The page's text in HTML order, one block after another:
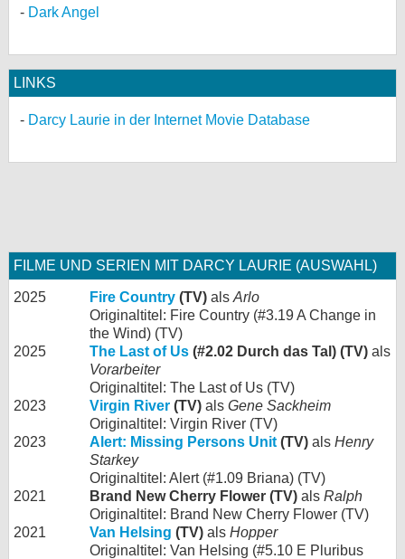
Dark Angel
LINKS
Darcy Laurie in der Internet Movie Database
FILME UND SERIEN MIT DARCY LAURIE (AUSWAHL)
2025 Fire Country (TV) als Arlo
Originaltitel: Fire Country (#3.19 A Change in
the Wind) (TV)
2025
The Last of Us (#2.02 Durch das Tal) (TV) als
Vorarbeiter
Originaltitel: The Last of Us (TV)
2023
Virgin River (TV) als Gene Sackheim
Originaltitel: Virgin River (TV)
2023
Alert: Missing Persons Unit (TV) als Henry
Starkey
Originaltitel: Alert (#1.09 Briana) (TV)
2021
Brand New Cherry Flower (TV) als Ralph
Originaltitel: Brand New Cherry Flower (TV)
2021
Van Helsing (TV) als Hopper
Originaltitel: Van Helsing (#5.10 E Pluribus